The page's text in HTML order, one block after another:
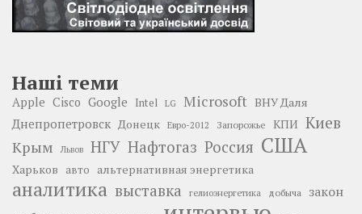
Наші теми
Apple Cisco Google Intel LG Microsoft ВНУ Даля
Днепропетровск Донецк Евро-2012 Запорожье КПИ Киев
Крым Львов НГУ Нафтогаз Россия США
Харьков авто альтернативная энергетика
аналитика выставка гелиоэнергетика добыча закон